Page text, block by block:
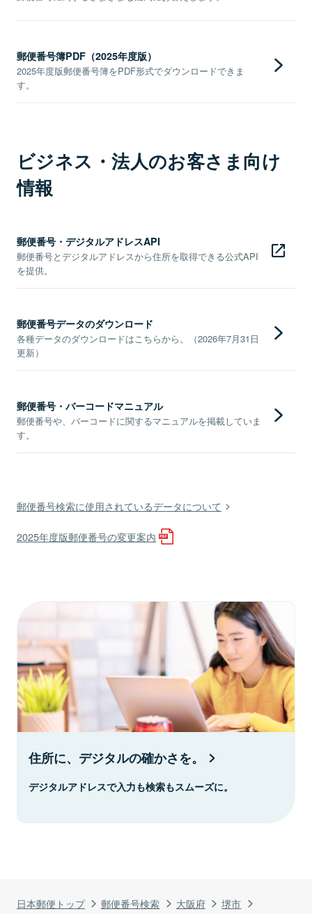
日本郵便トップ 郵便番号検索 大阪府
堺市
郵便番号簿PDF（2025年度版）
2025年度版郵便番号簿をPDF形式でダウンロードできま
す。
ビジネス・法人のお客さま向け
情報
郵便番号・デジタルアドレスAPI
郵便番号とデジタルアドレスから住所を取得できる公式API
を提供。
郵便番号データのダウンロード
各種データのダウンロードはこちらから。（2026年7月31日
更新）
郵便番号・バーコードマニュアル
郵便番号や、バーコードに関するマニュアルを掲載していま
す。
郵便番号検索に使用されているデータについて
2025年度版郵便番号の変更案内
住所に、デジタルの確かさを。
デジタルアドレスで入力も検索もスムーズに。